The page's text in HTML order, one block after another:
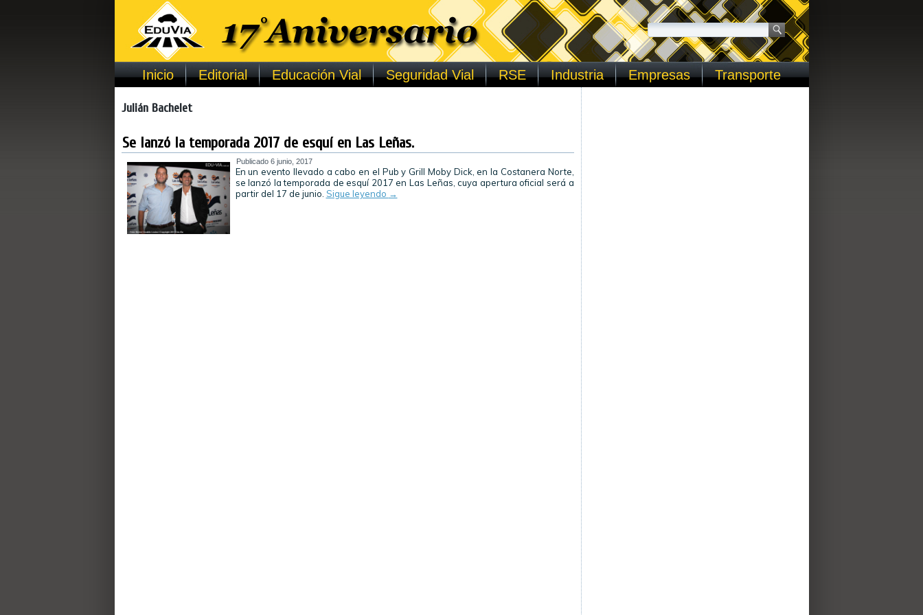
Inicio Editorial Educación Vial Seguridad Vial RSE Industria Empresas Transporte
Julián Bachelet
Se lanzó la temporada 2017 de esquí en Las Leñas.
Publicado 6 junio, 2017
En un evento llevado a cabo en el Pub y Grill Moby Dick, en la Costanera Norte,
se lanzó la temporada de esquí 2017 en Las Leñas, cuya apertura oficial será a
partir del 17 de junio. Sigue leyendo →